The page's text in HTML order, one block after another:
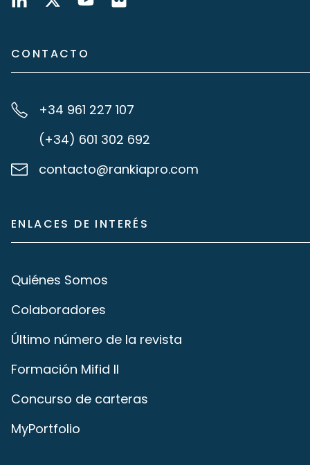
CONTACTO
+34 961 227 107
(+34) 601 302 692
contacto@rankiapro.com
ENLACES DE INTERÉS
Quiénes Somos
Colaboradores
Último número de la revista
Formación Mifid II
Concurso de carteras
MyPortfolio